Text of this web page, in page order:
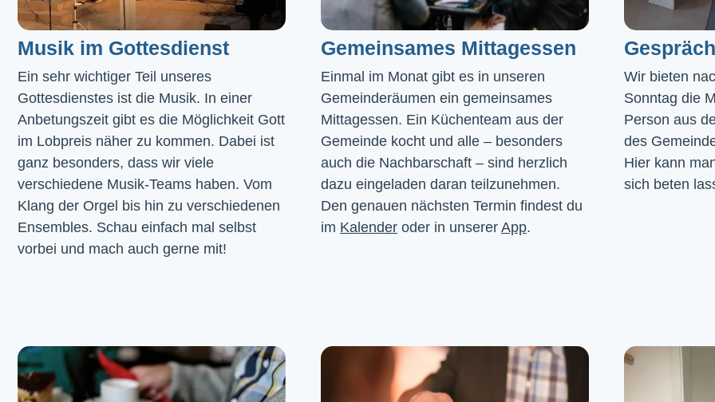
Musik im Gottesdienst​
Ein sehr wichtiger Teil unseres
Gottesdienstes ist die Musik. In einer
Anbetungszeit gibt es die Möglichkeit Gott
im Lobpreis näher zu kommen. Dabei ist
ganz besonders, dass wir viele
verschiedene Musik-Teams haben. Vom
Klang der Orgel bis hin zu verschiedenen
Ensembles. Schau einfach mal selbst
vorbei und mach auch gerne mit!
Gemeinsames Mittagessen
Einmal im Monat gibt es in unseren
Gemeinderäumen ein gemeinsames
Mittagessen. Ein Küchenteam aus der
Gemeinde kocht und alle – besonders
auch die Nachbarschaft – sind herzlich
dazu eingeladen daran teilzunehmen.
Den genauen nächsten Termin findest du
im Kalender oder in unserer App.
Wir bieten
Sonntag die
Person aus
des
Hier kann
sich beten